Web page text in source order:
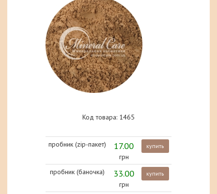
Код товара: 1465
пробник (zip-пакет) 17.00
грн
купить
пробник (баночка) 33.00
грн
купить